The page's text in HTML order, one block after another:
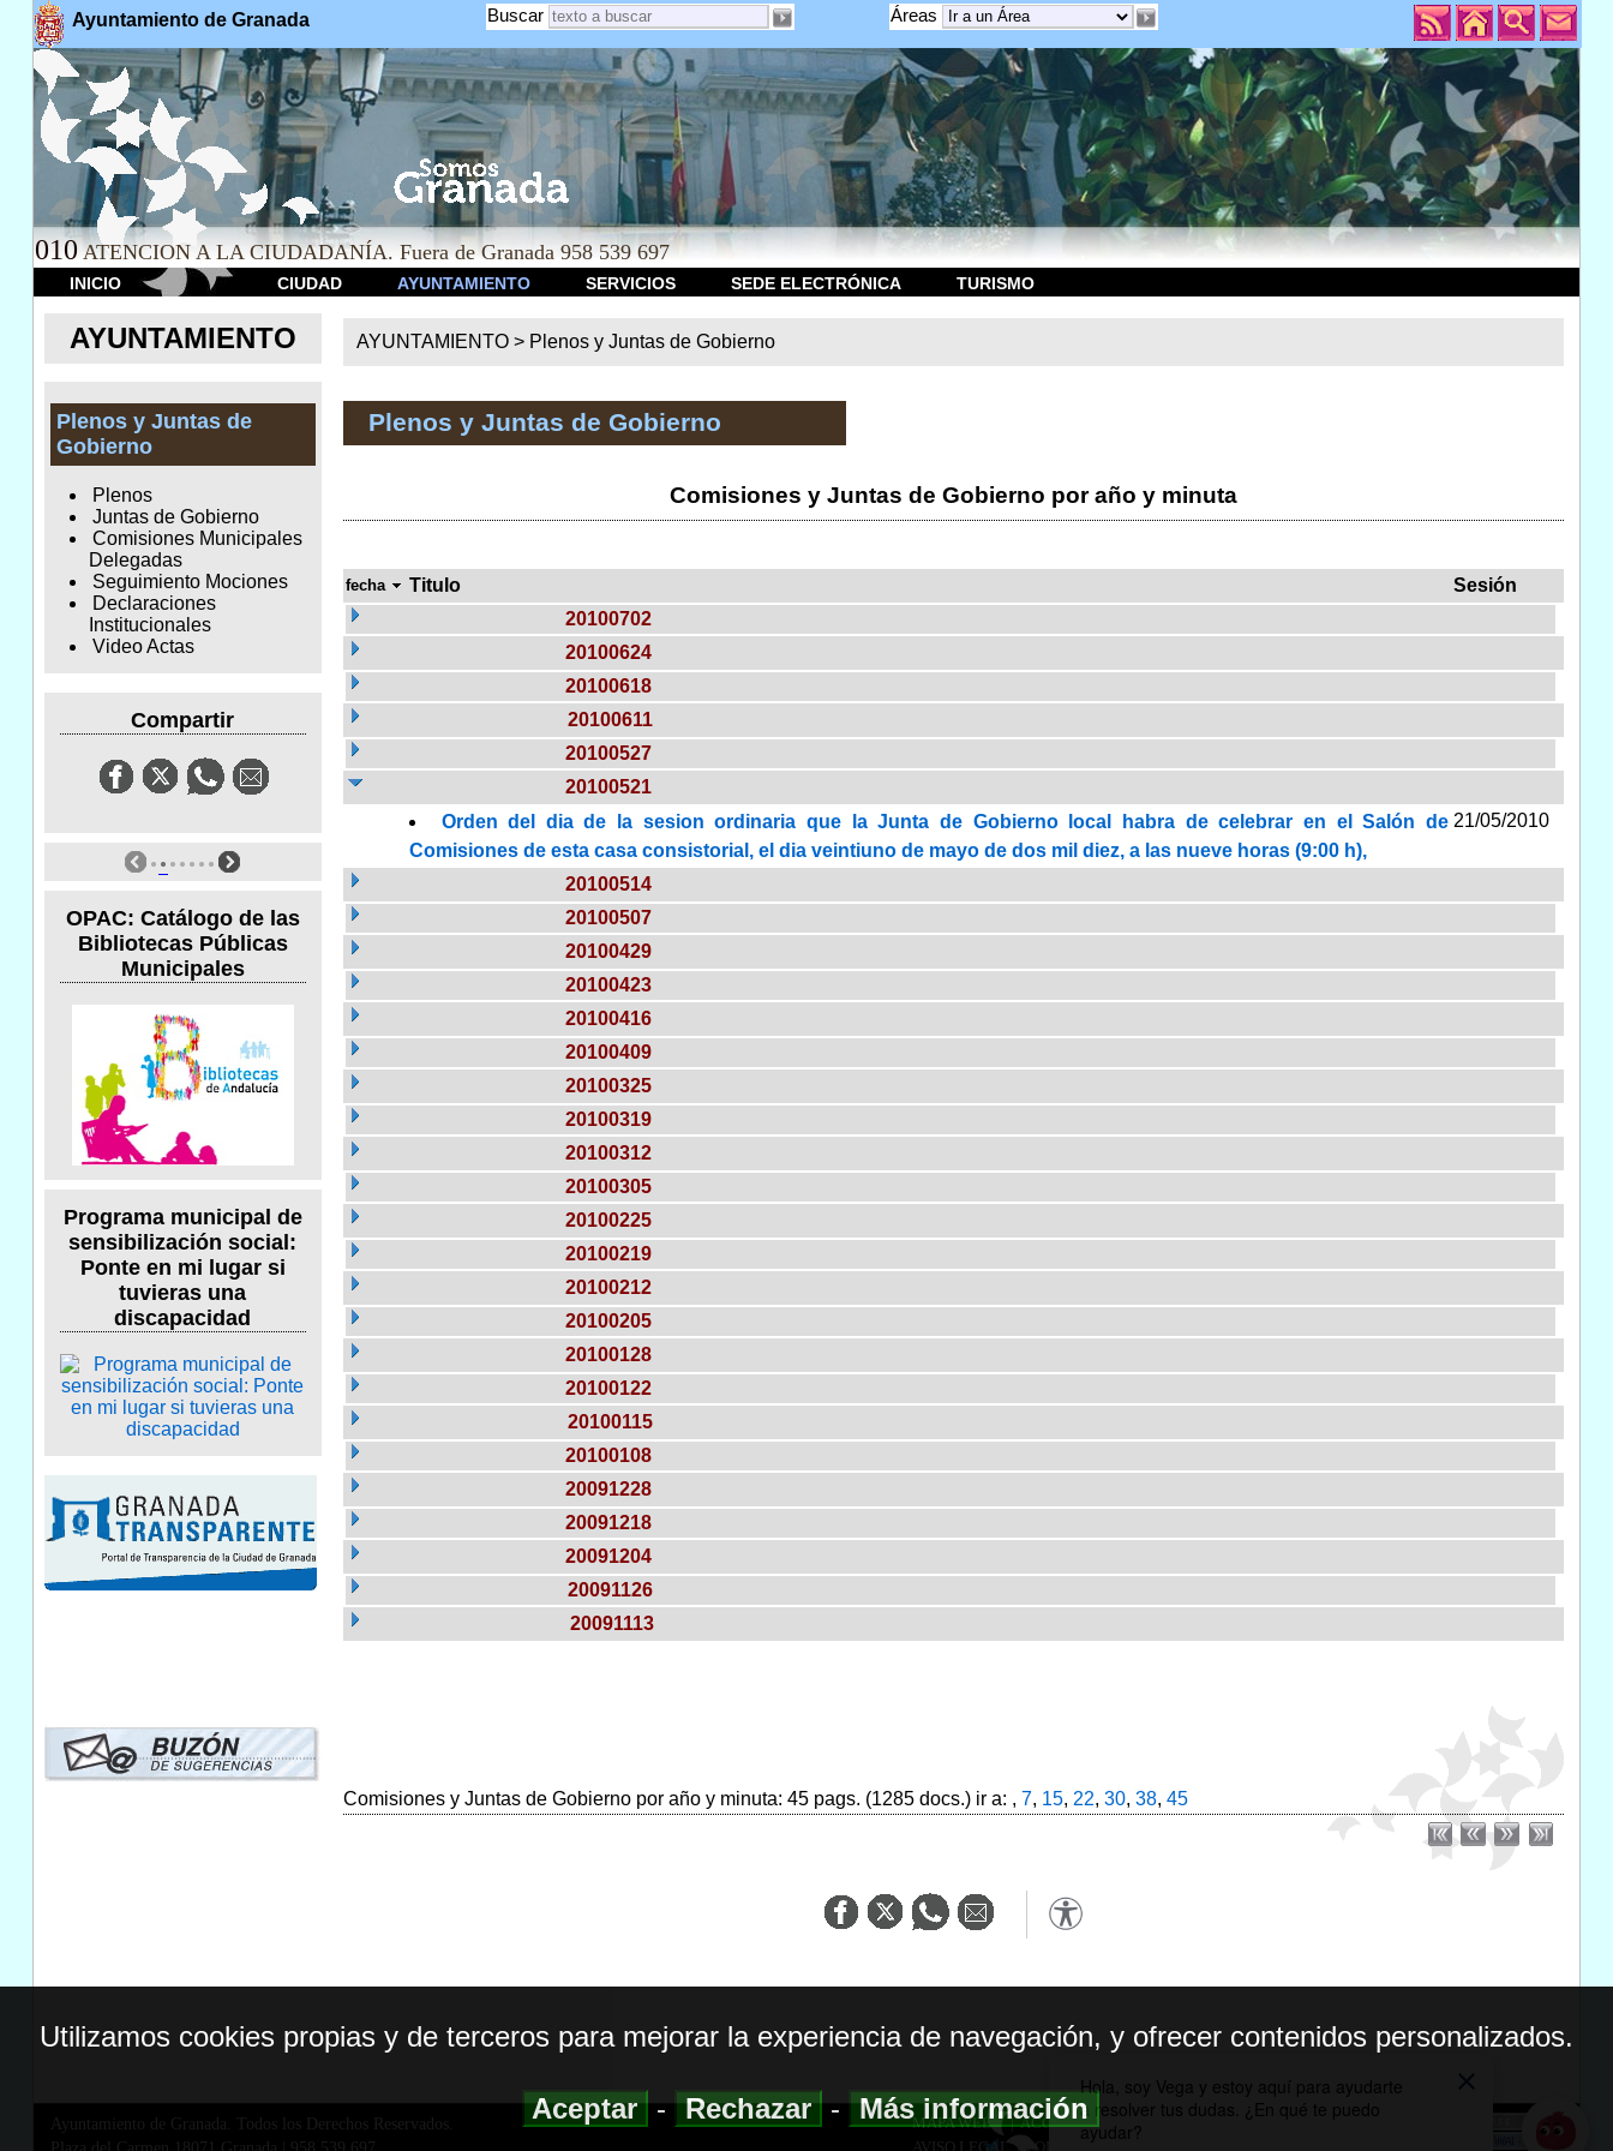
Ayuntamiento de Granada Áreas
Buscar
010 ATENCION A LA CIUDADANÍA. Fuera de Granada 958 539 697
INICIO CIUDAD AYUNTAMIENTO SERVICIOS SEDE ELECTRÓNICA TURISMO
AYUNTAMIENTO
Plenos y Juntas de
Gobierno
Plenos
Juntas de Gobierno
Comisiones Municipales
Delegadas
Seguimiento Mociones
Declaraciones
Institucionales
Video Actas
Compartir
OPAC: Catálogo de las
Bibliotecas Públicas
Municipales
Programa municipal de
sensibilización social:
Ponte en mi lugar si
tuvieras una
discapacidad
AYUNTAMIENTO > Plenos y Juntas de Gobierno
Plenos y Juntas de Gobierno
Comisiones y Juntas de Gobierno por año y minuta
fecha Titulo
Sesión
20100702
20100624
20100618
20100611
20100527
20100521
Orden del dia de la sesion ordinaria que la Junta de Gobierno local habra de celebrar en el Salón de
Comisiones de esta casa consistorial, el dia veintiuno de mayo de dos mil diez, a las nueve horas (9:00 h),
21/05/2010
20100514
20100507
20100429
20100423
20100416
20100409
20100325
20100319
20100312
20100305
20100225
20100219
20100212
20100205
20100128
20100122
20100115
20100108
20091228
20091218
20091204
20091126
20091113
Comisiones y Juntas de Gobierno por año y minuta: 45 pags. (1285 docs.) ir a: , 7, 15, 22, 30, 38, 45
Ayuntamiento de Granada. Todos los Derechos Reservados.
MAPA WEB|ACCESIBILIDAD
AVISO LEGAL| POLITICA DE PRIVACIDAD
Utilizamos cookies propias y de terceros para mejorar la experiencia de navegación, y ofrecer contenidos personalizados.
Aceptar-Rechazar-Más información